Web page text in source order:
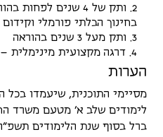
ותק של 4 שנים
בחינוך הבלתי פורמלי וקידום
ותק מעל 3 שנים בהוראה
דרגה מקצועית מינימלית – 2 (אופק
הערות
מסיימי התוכנית, שיעמדו בכל
לימודים שלב א' מטעם משרד
ברל בסוף שנת הלימודים